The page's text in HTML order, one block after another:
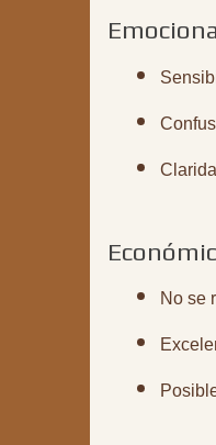
No se